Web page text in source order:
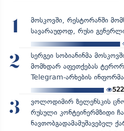
1
მოსკოვში, რესტორანში
სავარაუდოდ, რუსი
2
სერგეი სობიანინმა
მომხდარ აფეთქებას
Telegram-არხების
3
ვოლოდიმირ ზელენსკის
რუსული კონტეინერმზიდი
ნავთობგადამამუშავებელ